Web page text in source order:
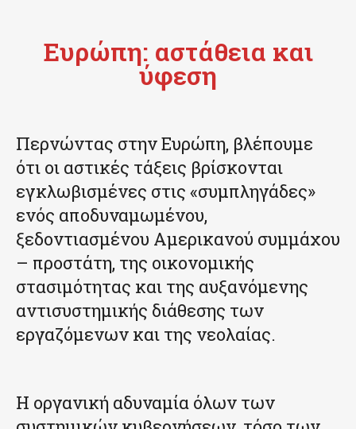
Ευρώπη: αστάθεια και
ύφεση
Περνώντας στην Ευρώπη, βλέπουμε
ότι οι αστικές τάξεις βρίσκονται
εγκλωβισμένες στις «συμπληγάδες»
ενός αποδυναμωμένου,
ξεδοντιασμένου Αμερικανού συμμάχου
– προστάτη, της οικονομικής
στασιμότητας και της αυξανόμενης
αντισυστημικής διάθεσης των
εργαζόμενων και της νεολαίας.
Η οργανική αδυναμία όλων των